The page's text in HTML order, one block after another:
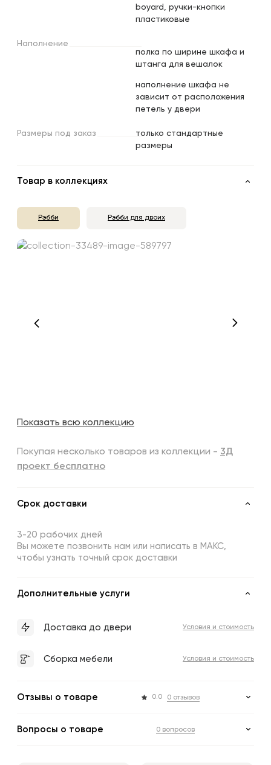
boyard, ручки-кнопки
пластиковые
Наполнение
полка по ширине шкафа и
штанга для вешалок
наполнение шкафа не
зависит от расположения
петель у двери
Размеры под заказ
только стандартные
размеры
Товар в коллекциях
Рэбби Рэбби для двоих
Показать всю коллекцию
Покупая несколько товаров из коллекции - 3Д
проект бесплатно
Срок доставки
3-20 рабочих дней
Вы можете позвонить нам или написать в МАКС,
чтобы узнать точный срок доставки
Дополнительные услуги
Доставка до двери Условия и стоимость
Сборка мебели Условия и стоимость
Отзывы о товаре 0.0 0 отзывов
Вопросы о товаре 0 вопросов